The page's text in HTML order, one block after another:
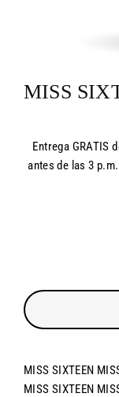
MISS
Entrega GRATIS
antes de las 3
MISS SIXTEEN
MISS SIXTEEN